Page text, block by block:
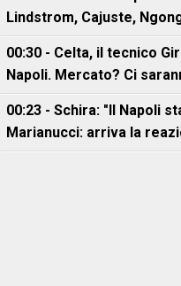
Lindstrom, Cajuste,
00:30 - Celta, il tecnico
Napoli. Mercato? Ci
00:23 - Schira: "Il Napoli
Marianucci: arriva la